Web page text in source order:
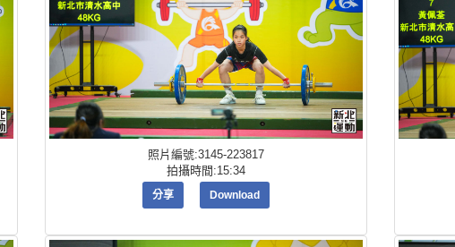
照片編號:3145-223817
拍攝時間:15:34
分享 Download